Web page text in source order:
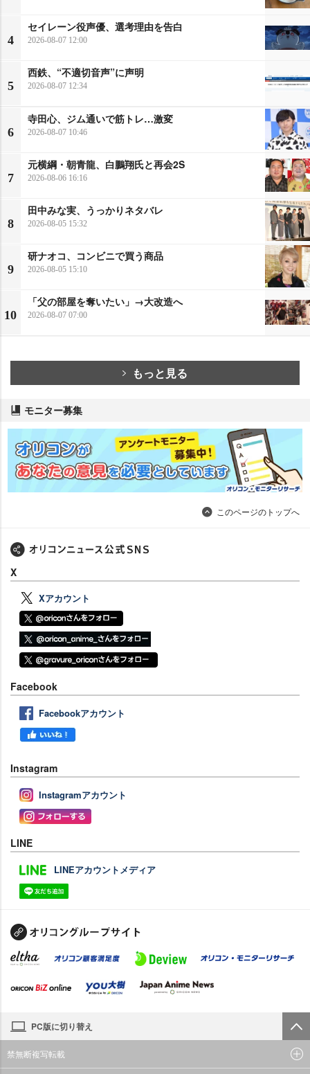
4
セイレーン役声優、選考理由を告白
2026-08-07 12:00
5
西鉄、“不適切音声”に声明
2026-08-07 12:34
6
寺田心、ジム通いで筋トレ…激変
2026-08-07 10:46
7
元横綱・朝青龍、白鵬翔氏と再会2S
2026-08-06 16:16
8
田中みな実、うっかりネタバレ
2026-08-05 15:32
9
研ナオコ、コンビニで買う商品
2026-08-05 15:10
10
「父の部屋を奪いたい」→大改造へ
2026-08-07 07:00
もっと見る
モニター募集
このページのトップへ
X
Xアカウント
Facebook
Facebookアカウント
Instagram
Instagramアカウント
LINE
LINEアカウントメディア
PC版に切り替え
禁無断複写転載